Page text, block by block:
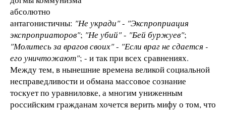
абсолютно
антагонистичны: "Не укради"- "Экспроприация
экспроприаторов"; "Не убий"- "Бей буржуев";
"Молитесь за врагов своих"- "Если враг не сдается -
его уничтожают"; - и так при всех сравнениях.
Между тем, в нынешние времена великой социальной
несправедливости и обмана массовое сознание
тоскует по уравниловке, а многим униженным
российским гражданам хочется верить мифу о том, что